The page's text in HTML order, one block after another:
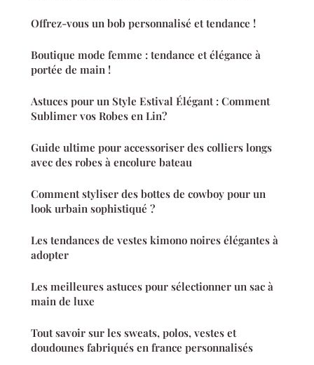
Offrez-vous un bob personnalisé et tendance !
Boutique mode femme : tendance et élégance à
portée de main !
Astuces pour un Style Estival Élégant : Comment
Sublimer vos Robes en Lin?
Guide ultime pour accessoriser des colliers longs
avec des robes à encolure bateau
Comment styliser des bottes de cowboy pour un
look urbain sophistiqué ?
Les tendances de vestes kimono noires élégantes à
adopter
Les meilleures astuces pour sélectionner un sac à
main de luxe
Tout savoir sur les sweats, polos, vestes et
doudounes fabriqués en france personnalisés